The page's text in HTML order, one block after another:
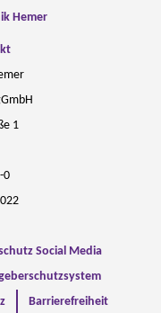
Hemer
1
0
Social Media
Barrierefreiheit